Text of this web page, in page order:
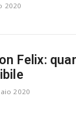
2020
Felix:
2020